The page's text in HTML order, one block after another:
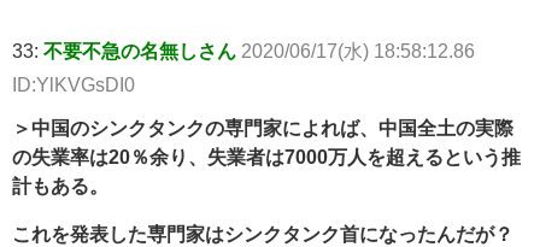
33: 不要不急の名無しさん 2020/06/17(水) 18:58:12.86
ID:YlKVGsDI0
＞中国のシンクタンクの専門家によれば、中国全土の実際
の失業率は20％余り、失業者は7000万人を超えるという推
計もある。
これを発表した専門家はシンクタンク首になったんだが？